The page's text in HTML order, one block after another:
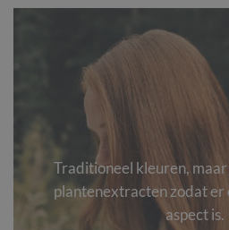
Traditioneel kleuren,
plantenextracten zodat er
aspect is.